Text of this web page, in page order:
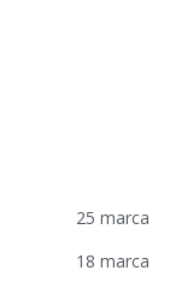
25 marca
18 marca